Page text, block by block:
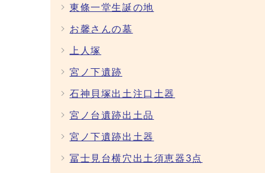
東條一堂生誕の地
お馨さんの墓
上人塚
宮ノ下遺跡
石神貝塚出土注口土器
宮ノ台遺跡出土品
宮ノ下遺跡出土器
冨士見台横穴出土須恵器3点